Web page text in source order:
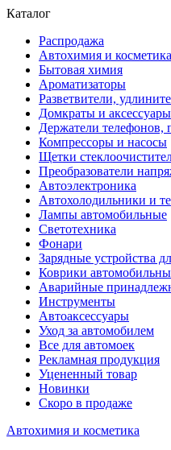
Каталог
Распродажа
Автохимия и косметика
Бытовая химия
Ароматизаторы
Разветвители,
Домкраты и аксессуары
Держатели телефонов,
Компрессоры и насосы
Щетки
Преобразователи
Автоэлектроника
Автохолодильники и
Лампы автомобильные
Светотехника
Фонари
Зарядные устройства
Коврики
Аварийные
Инструменты
Автоаксессуары
Уход за автомобилем
Все для автомоек
Рекламная продукция
Уцененный товар
Новинки
Скоро в продаже
Автохимия и косметика